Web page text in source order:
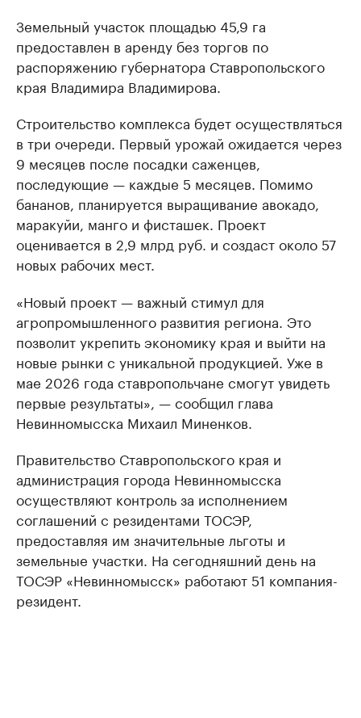
Земельный участок площадью 45,9 га
предоставлен в аренду без торгов по
распоряжению губернатора Ставропольского
края Владимира Владимирова.
Строительство комплекса будет осуществляться
в три очереди. Первый урожай ожидается через
9 месяцев после посадки саженцев,
последующие — каждые 5 месяцев. Помимо
бананов, планируется выращивание авокадо,
маракуйи, манго и фисташек. Проект
оценивается в 2,9 млрд руб. и создаст около 57
новых рабочих мест.
«Новый проект — важный стимул для
агропромышленного развития региона. Это
позволит укрепить экономику края и выйти на
новые рынки с уникальной продукцией. Уже в
мае 2026 года ставропольчане смогут увидеть
первые результаты», — сообщил глава
Невинномысска Михаил Миненков.
Правительство Ставропольского края и
администрация города Невинномысска
осуществляют контроль за исполнением
соглашений с резидентами ТОСЭР,
предоставляя им значительные льготы и
земельные участки. На сегодняшний день на
ТОСЭР «Невинномысск» работают 51 компания-
резидент.